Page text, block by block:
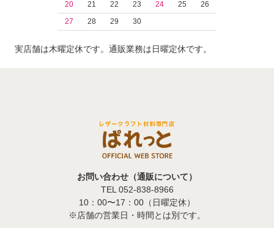
20
21 22 23 24 25
26
27
28 29 30
実店舗は木曜定休です。通販業務は日曜定休です。
お問い合わせ（通販について）
TEL 052-838-8966
10：00〜17：00（日曜定休）
※店舗の営業日・時間とは別です。